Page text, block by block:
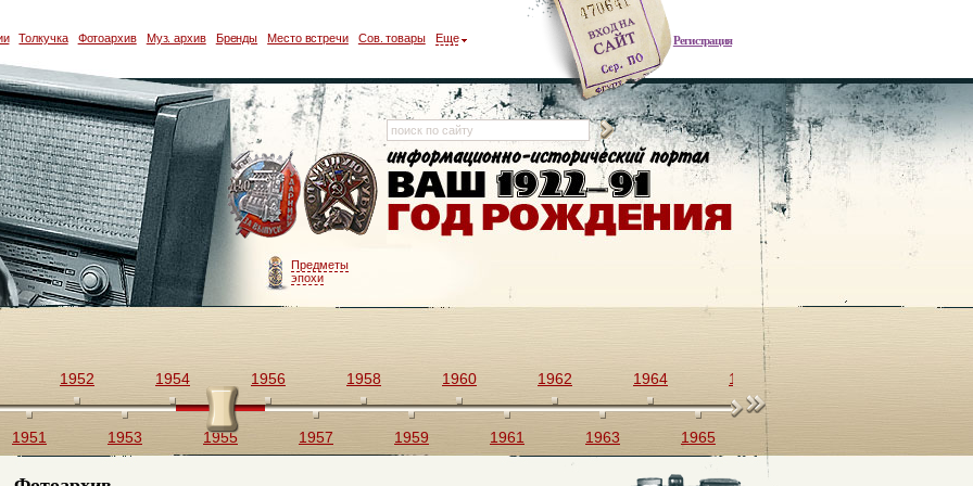
Регистрация
Толкучка Фотоархив Муз. архив Бренды Место встречи Сов. товары Еще
Предметы
эпохи
1951
1952
1953
1954
1955
1956
1957
1958
1959
1960
1961
1962
1963
1964
1965
1966